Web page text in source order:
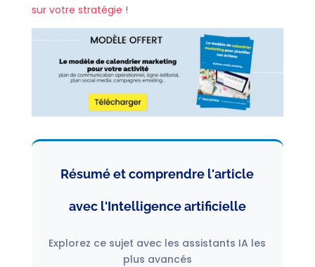
sur votre stratégie !
Résumé et comprendre l'article
avec l'Intelligence artificielle
Explorez ce sujet avec les assistants IA les
plus avancés